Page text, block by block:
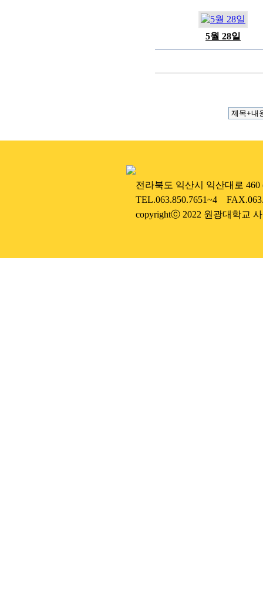
5월 28일
전라북도 익산시 익산대로 460
TEL.063.850.7651~4
copyrightⓒ 2022 원광대학교